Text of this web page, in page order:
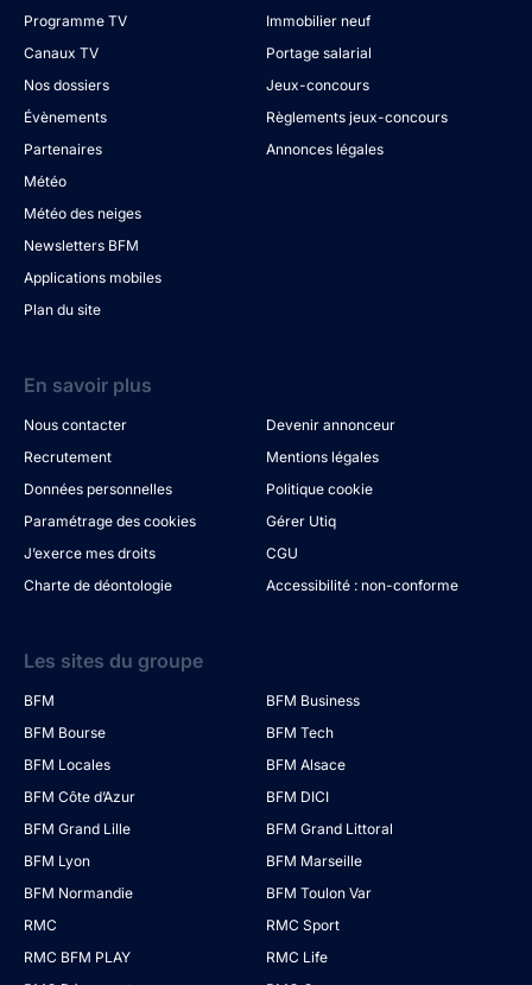
Programme TV
Canaux TV
Nos dossiers
Évènements
Partenaires
Météo
Météo des neiges
Newsletters BFM
Applications mobiles
Plan du site
Immobilier neuf
Portage salarial
Jeux-concours
Règlements jeux-concours
Annonces légales
En savoir plus
Nous contacter
Devenir annonceur
Recrutement
Mentions légales
Données personnelles
Politique cookie
Paramétrage des cookies
Gérer Utiq
J’exerce mes droits
CGU
Charte de déontologie
Accessibilité : non-conforme
Les sites du groupe
BFM
BFM Business
BFM Bourse
BFM Tech
BFM Locales
BFM Alsace
BFM Côte d’Azur
BFM DICI
BFM Grand Lille
BFM Grand Littoral
BFM Lyon
BFM Marseille
BFM Normandie
BFM Toulon Var
RMC
RMC Sport
RMC BFM PLAY
RMC Life